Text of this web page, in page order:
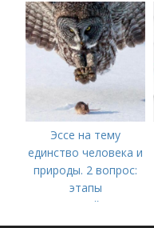
Эссе на тему
единство человека и
природы. 2 вопрос:
этапы
взаимодействия
природного и